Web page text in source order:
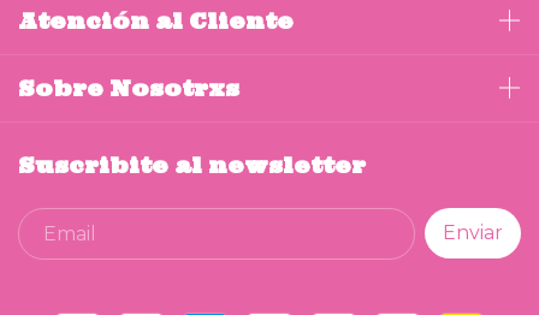
Atención al Cliente
Sobre Nosotrxs
Suscribite al newsletter